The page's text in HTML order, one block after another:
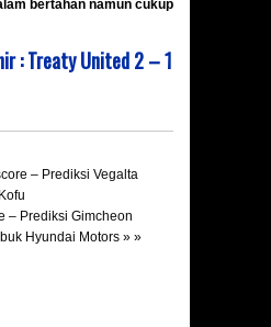
bertahan namun cukup
: Treaty United2 – 1
– Prediksi Vegalta
– Prediksi Gimcheon
Hyundai Motors » »